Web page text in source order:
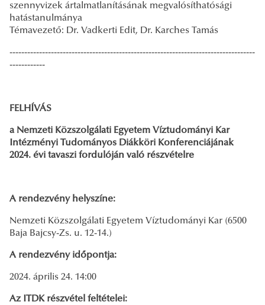
szennyvizek ártalmatlanításának megvalósíthatósági
hatástanulmánya
Témavezető: Dr. Vadkerti Edit, Dr. Karches Tamás
-----------------------------------------------------------------------------------
------------
FELHÍVÁS
a Nemzeti Közszolgálati Egyetem Víztudományi Kar
Intézményi Tudományos Diákköri Konferenciájának
2024. évi tavaszi fordulóján való részvételre
A rendezvény helyszíne:
Nemzeti Közszolgálati Egyetem Víztudományi Kar (6500
Baja Bajcsy-Zs. u. 12-14.)
A rendezvény időpontja:
2024. április 24. 14:00
Az ITDK részvétel feltételei: